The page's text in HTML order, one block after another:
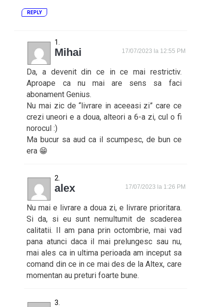
REPLY
Mihai 17/07/2023 la 12:55 PM
Da, a devenit din ce in ce mai restrictiv.
Aproape ca nu mai are sens sa faci
abonament Genius.
Nu mai zic de “livrare in aceeasi zi” care ce
crezi uneori e a doua, alteori a 6-a zi, cul o fi
norocul :)
Ma bucur sa aud ca il scumpesc, de bun ce
era 😁
alex 17/07/2023 la 1:26 PM
Nu mai e livrare a doua zi, e livrare prioritara.
Si da, si eu sunt nemultumit de scaderea
calitatii. Il am pana prin octombrie, mai vad
pana atunci daca il mai prelungesc sau nu,
mai ales ca in ultima perioada am inceput sa
comand din ce in ce mai des de la Altex, care
momentan au preturi foarte bune.